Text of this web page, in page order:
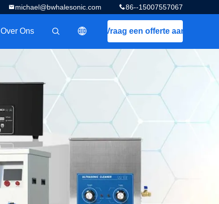
86--15007557067
michael@bwhalesonic.com
Vraag een offerte aan
描述
Over Ons